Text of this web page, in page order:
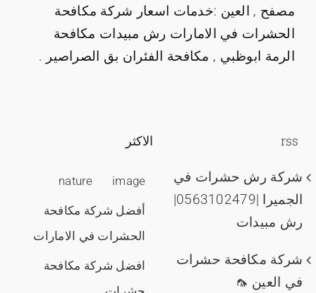
مصفح , العين :خدمات اسعار شركة مكافحة
الحشرات في الامارات رش مبيدات مكافحة
الرمة ابوظبي , مكافحة الفئران بق الصراصير .
rss
شركة رش حشرات في
الجميرا |0563102479|
رش مبيدات
شركة مكافحة حشرات
في العين 🦟
الاكثر
image
nature
أفضل شركة مكافحة
الحشرات في الامارات
افضل شركة مكافحة